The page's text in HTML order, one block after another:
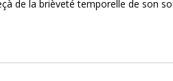
de la brièveté temporelle de son